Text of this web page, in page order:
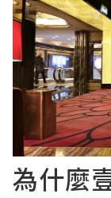
為什麼